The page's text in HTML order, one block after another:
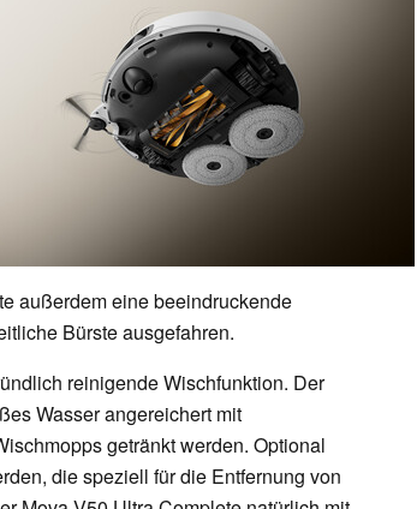
außerdem eine beeindruckende
Bürste ausgefahren.
reinigende Wischfunktion. Der
Wasser angereichert mit
getränkt werden. Optional
die speziell für die Entfernung von